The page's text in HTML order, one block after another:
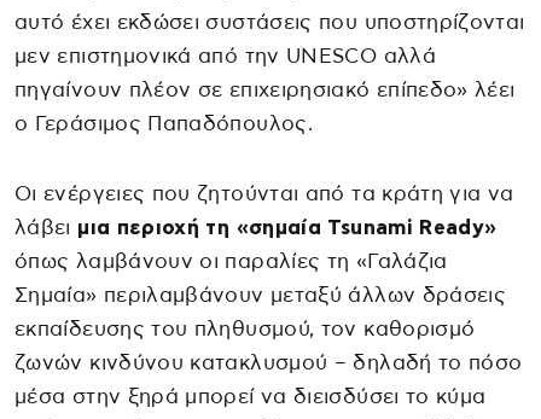
αυτό έχει εκδώσει συστάσεις που υποστηρίζονται
μεν επιστημονικά από την UNESCO αλλά
πηγαίνουν πλέον σε επιχειρησιακό επίπεδο» λέει
ο Γεράσιμος Παπαδόπουλος.
Οι ενέργειες που ζητούνται από τα κράτη για να
λάβει μια περιοχή τη «σημαία Tsunami Ready»
όπως λαμβάνουν οι παραλίες τη «Γαλάζια
Σημαία» περιλαμβάνουν μεταξύ άλλων δράσεις
εκπαίδευσης του πληθυσμού, τον καθορισμό
ζωνών κινδύνου κατακλυσμού – δηλαδή το πόσο
μέσα στην ξηρά μπορεί να διεισδύσει το κύμα